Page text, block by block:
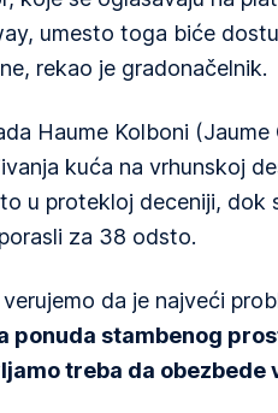
umesto toga biće
rekao je gradonačelnik.
Haume Kolboni (Jaume
kuća na vrhunskoj
u protekloj deceniji, dok
za 38 odsto.
da je najveći
ponuda stambenog
treba da obezbede